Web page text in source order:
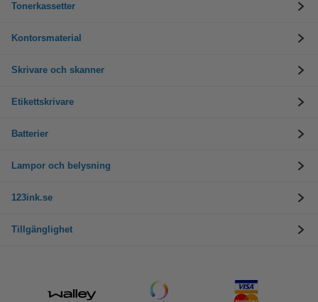
Tonerkassetter
Kontorsmaterial
Skrivare och skanner
Etikettskrivare
Batterier
Lampor och belysning
123ink.se
Tillgänglighet